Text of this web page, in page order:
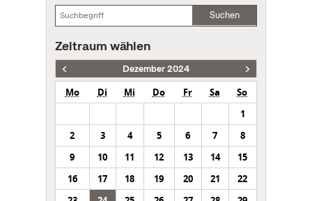
Suchen
Zeitraum wählen
Dezember 2024
Mo Di Mi Do Fr Sa
So
1
2
3 4 5 6 7
8
9
10 11 12 13 14
15
16
17 18 19 20 21
22